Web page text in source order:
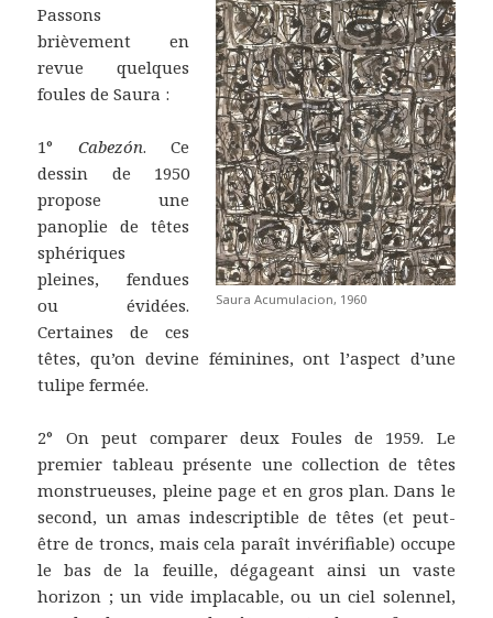
Saura Acumulacion, 1960
Passons
brièvement en
revue quelques
foules de Saura :
1° Cabezón. Ce
dessin de 1950
propose une
panoplie de têtes
sphériques
pleines, fendues
ou évidées.
Certaines de ces
têtes, qu’on devine féminines, ont l’aspect d’une
tulipe fermée.
2° On peut comparer deux Foules de 1959. Le
premier tableau présente une collection de têtes
monstrueuses, pleine page et en gros plan. Dans le
second, un amas indescriptible de têtes (et peut-
être de troncs, mais cela paraît invérifiable) occupe
le bas de la feuille, dégageant ainsi un vaste
horizon ; un vide implacable, ou un ciel solennel,